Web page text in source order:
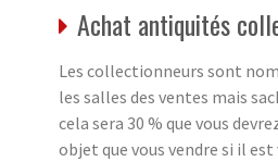
Achat antiquités
Les collectionneurs sont
les salles des ventes mais
cela sera 30 % que vous
objet que vous vendre si il